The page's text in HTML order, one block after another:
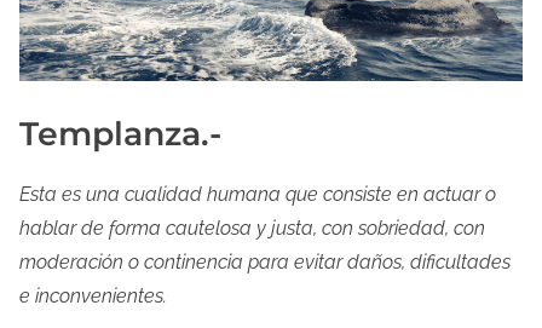
Templanza.-
Esta es una cualidad humana que consiste en actuar o
hablar de forma cautelosa y justa, con sobriedad, con
moderación o continencia para evitar daños, dificultades
e inconvenientes.